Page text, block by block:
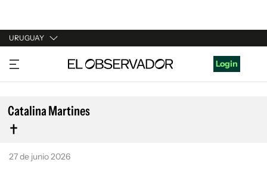
URUGUAY
URUGUAY
ARGENTINA
ESPAÑA
ESTADOS UNIDOS
Login
Catalina Martines
27 de junio 2026